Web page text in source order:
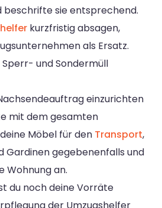
beschrifte sie entsprechend.
kurzfristig absagen,
als Ersatz.
und Sondermüll
einzurichten
mit dem gesamten
Möbel für den Transport,
Gardinen gegebenenfalls und
Wohnung an.
du noch deine Vorräte
der Umzugshelfer